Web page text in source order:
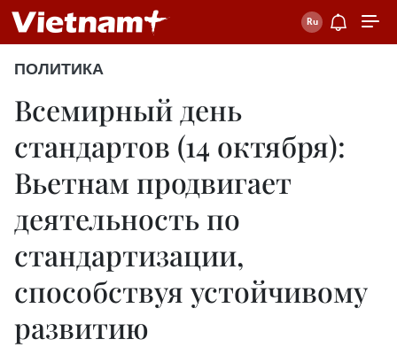
ПОЛИТИКА
Всемирный день
стандартов (14 октября):
Вьетнам продвигает
деятельность по
стандартизации,
способствуя устойчивому
развитию